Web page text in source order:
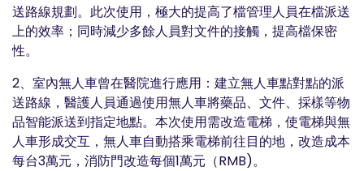
送路線規劃。此次使用，極大的提高了檔管理人員在檔派送
上的效率；同時減少多餘人員對文件的接觸，提高檔保密
性。
2、室內無人車曾在醫院進行應用：建立無人車點對點的派
送路線，醫護人員通過使用無人車將藥品、文件、採樣等物
品智能派送到指定地點。本次使用需改造電梯，使電梯與無
人車形成交互，無人車自動搭乘電梯前往目的地，改造成本
每台3萬元，消防門改造每個1萬元（RMB)。